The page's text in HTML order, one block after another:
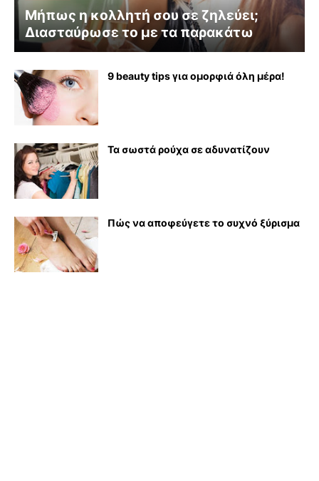
Μήπως η κολλητή σου σε ζηλεύει;
Διασταύρωσε το με τα παρακάτω
9 beauty tips για ομορφιά όλη μέρα!
Τα σωστά ρούχα σε αδυνατίζουν
Πώς να αποφεύγετε το συχνό ξύρισμα